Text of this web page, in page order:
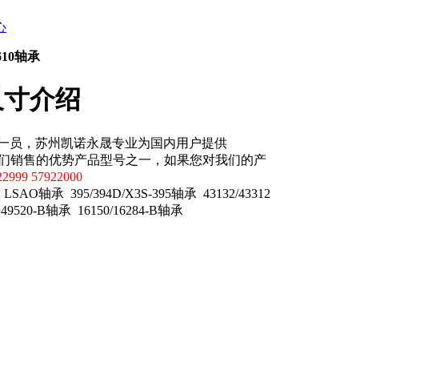
轴承
介绍
员，苏州凯诺永晟专业为国内用户提供
销售的优势产品型号之一，如果您对我们的产
57922000
轴承 395/394D/X3S-395轴承 43132/43312
B轴承 16150/16284-B轴承